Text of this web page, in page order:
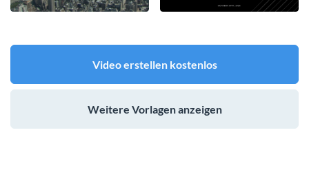
Video erstellen kostenlos
Weitere Vorlagen anzeigen